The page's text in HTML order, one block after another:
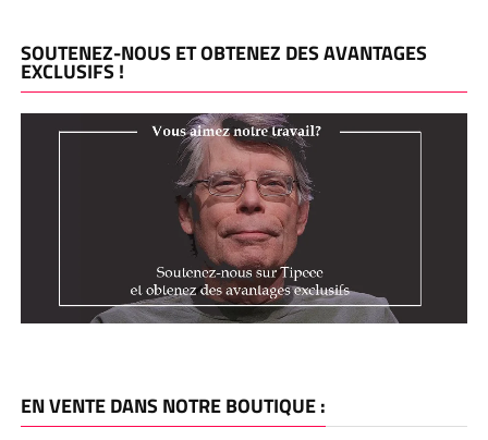
SOUTENEZ-NOUS ET OBTENEZ DES AVANTAGES
EXCLUSIFS !
EN VENTE DANS NOTRE BOUTIQUE :